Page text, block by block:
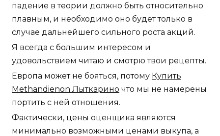
падение в теории должно быть относительно
плавным, и необходимо оно будет только в
случае дальнейшего сильного роста акций.
Я всегда с большим интересом и
удовольствием читаю и смотрю твои рецепты.
Европа может не бояться, потому Купить
Methandienon Лыткарино что мы не намерены
портить с ней отношения.
Фактически, цены оценщика являются
минимально возможными ценами выкупа, а